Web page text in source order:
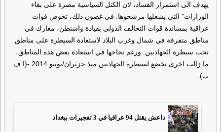
يهدف الى استمرار الفساد، لان الكتل السياسية مصرة على بقاء
الوزارات" التي يشغلها مرشحوها. في غضون ذلك، تخوض قوات
عراقية بمساندة قوات التحالف الدولي بقيادة واشنطن، معارك في
مناطق متفرقة في شمال وغرب البلاد لاستعادة السيطرة على مناطق
تحت سيطرة الجهاديين. ورغم نجاحها في استعادة بعض هذه المناطق،
ما زالت اخرى تخضع لسيطرة الجهاديين منذ حزيران/يونيو 2014.-(ا ف
ب).
داعش يقتل 94 عراقيا في 3 تفجيرات ببغداد